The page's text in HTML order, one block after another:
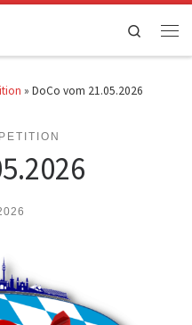
Search
» DoCo vom 21.05.2026